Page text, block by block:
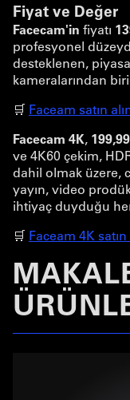
Fiyat ve Değer
Facecam'in fiyatı
profesyonel
desteklenen,
kameralarından
🛒 Faceam satın
Facecam 4K,
ve 4K60 çekim,
dahil olmak üzere,
yayın, video
ihtiyaç duyduğu
🛒 Faceam 4K satın